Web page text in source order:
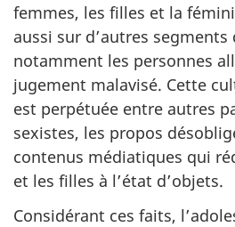
femmes, les filles et la
aussi sur d’autres
notamment les personnes
jugement malavisé. Cette
est perpétuée entre autres
sexistes, les propos
contenus médiatiques qui
et les filles à l’état d’objets.
Considérant ces faits,